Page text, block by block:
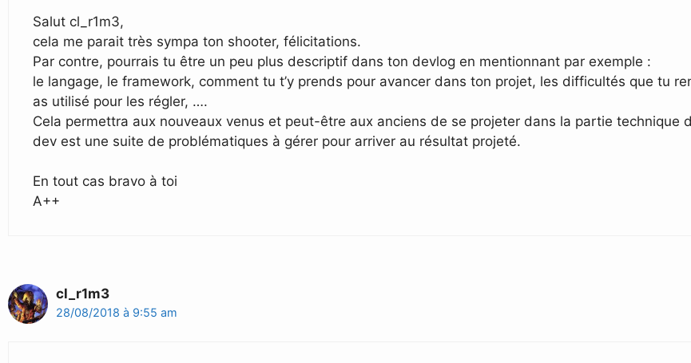
Salut cl_r1m3,
cela me parait très sympa ton shooter, félicitations.
Par contre, pourrais tu être un peu plus descriptif dans ton devlog en mentionnant par exemple :
le langage, le framework, comment tu t’y prends pour avancer dans ton projet, les difficultés que tu
as utilisé pour les régler, ….
Cela permettra aux nouveaux venus et peut-être aux anciens de se projeter dans la partie technique
dev est une suite de problématiques à gérer pour arriver au résultat projeté.
En tout cas bravo à toi
A++
cl_r1m3
28/08/2018 à 9:55 am